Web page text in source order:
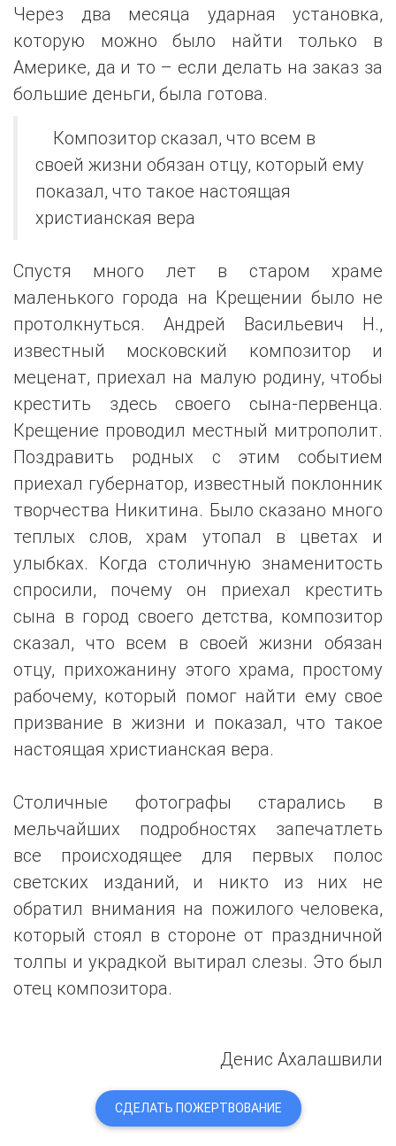
Через два месяца ударная установка,
которую можно было найти только в
Америке, да и то – если делать на заказ за
большие деньги, была готова.
Композитор сказал, что всем в
своей жизни обязан отцу, который ему
показал, что такое настоящая
христианская вера
Спустя много лет в старом храме
маленького города на Крещении было не
протолкнуться. Андрей Васильевич Н.,
известный московский композитор и
меценат, приехал на малую родину, чтобы
крестить здесь своего сына-первенца.
Крещение проводил местный митрополит.
Поздравить родных с этим событием
приехал губернатор, известный поклонник
творчества Никитина. Было сказано много
теплых слов, храм утопал в цветах и
улыбках. Когда столичную знаменитость
спросили, почему он приехал крестить
сына в город своего детства, композитор
сказал, что всем в своей жизни обязан
отцу, прихожанину этого храма, простому
рабочему, который помог найти ему свое
призвание в жизни и показал, что такое
настоящая христианская вера.
Столичные фотографы старались в
мельчайших подробностях запечатлеть
все происходящее для первых полос
светских изданий, и никто из них не
обратил внимания на пожилого человека,
который стоял в стороне от праздничной
толпы и украдкой вытирал слезы. Это был
отец композитора.
Денис Ахалашвили
СДЕЛАТЬ ПОЖЕРТВОВАНИЕ